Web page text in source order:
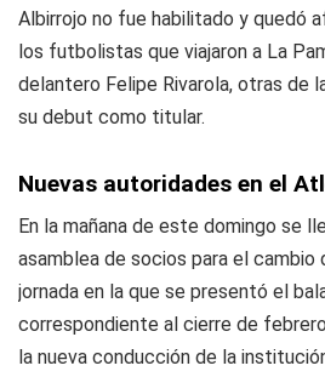
Albirrojo no fue habilitado y quedó
los futbolistas que viajaron a La
delantero Felipe Rivarola, otras de
su debut como titular.
Nuevas autoridades en el
En la mañana de este domingo se
asamblea de socios para el cambio
jornada en la que se presentó el
correspondiente al cierre de
la nueva conducción de la